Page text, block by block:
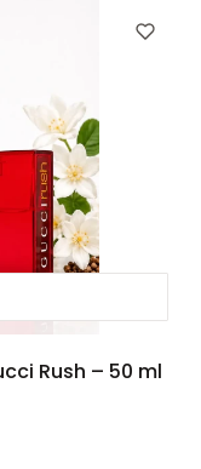
Rush – 50 ml